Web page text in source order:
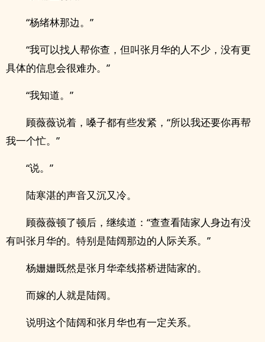
“杨绪林那边。”
“我可以找人帮你查，但叫张月华的人不少，没有更
具体的信息会很难办。”
“我知道。”
顾薇薇说着，嗓子都有些发紧，“所以我还要你再帮
我一个忙。”
“说。”
陆寒湛的声音又沉又冷。
顾薇薇顿了顿后，继续道：“查查看陆家人身边有没
有叫张月华的。特别是陆阔那边的人际关系。”
杨姗姗既然是张月华牵线搭桥进陆家的。
而嫁的人就是陆阔。
说明这个陆阔和张月华也有一定关系。